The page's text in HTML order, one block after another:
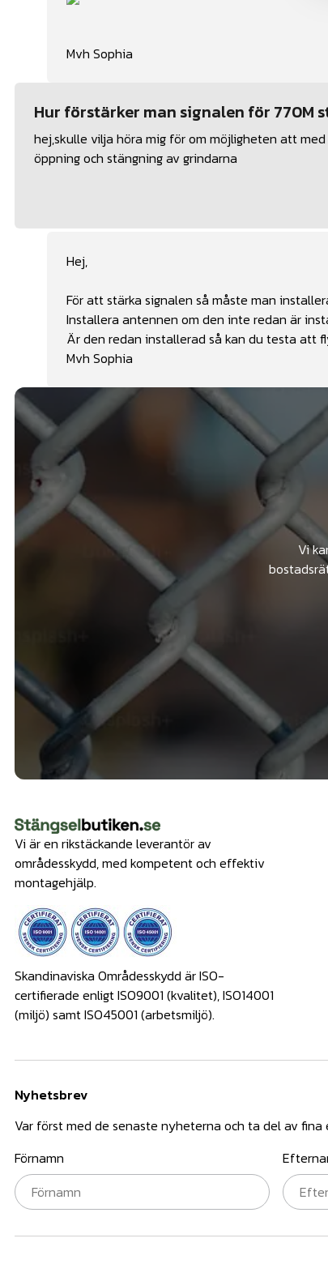
Mvh Sophia
Hur förstärker man signalen för
hej,skulle vilja höra mig för om möjligheten att
öppning och stängning av grindarna
Hej,
För att stärka signalen så måste man
Installera antennen om den inte redan är
Är den redan installerad så kan du testa att
Mvh Sophia
Vi
Vi är en rikstäckande leverantör av
områdesskydd, med kompetent och effektiv
montagehjälp.
Skandinaviska Områdesskydd är ISO-
certifierade enligt ISO9001 (kvalitet), ISO14001
(miljö) samt ISO45001 (arbetsmiljö).
Nyhetsbrev
Var först med de senaste nyheterna och ta del av fina
Förnamn